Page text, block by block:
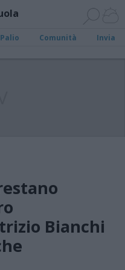
Palio Comunità Invia
Bianchi